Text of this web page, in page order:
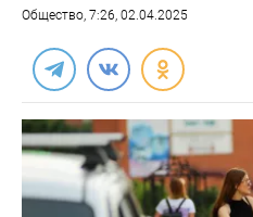
Общество, 7:26, 02.04.2025